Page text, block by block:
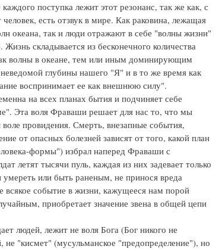
поступка лежит этот резонанс, так же как, с
есть отзвук в мире. Как раковина, лежащая
океана, так и люди отражают в себе "волны жизни"
складывается из бесконечного количества
волны в океане, тем или иным доминирующим
глубины нашего "Я" и в то же время как
воспринимает ее как внешнюю силу".
на всех планах бытия и подчиняет себе
Эта воля Фраваши решает для нас то, что мы
провидения. Смерть, внезапные события,
от опасных болезней зависят от того, какой план
формы") избрал наперед Фраваши с
летят тысячи пуль, каждая из них задевает только
или быть раненым, не принося вреда
событие в жизни, кажущееся нам порой
приобретает значение звена в общей цепи
людей, лежит не воля Бога (Бог никого не
не "кисмет" (мусульманское "предопределение"), но